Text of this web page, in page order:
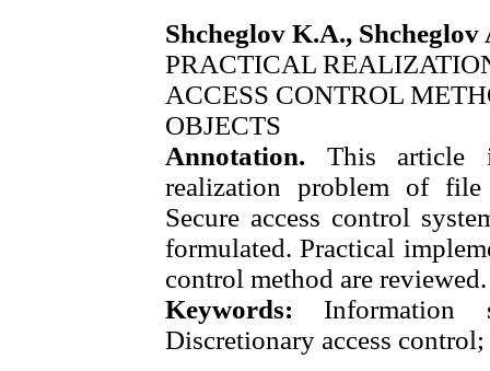
Shcheglov K.A., Shcheglov
PRACTICAL
ACCESS CONTROL
OBJECTS
Annotation. This article
realization problem of file
Secure access control
formulated. Practical
control method are reviewed.
Keywords: Information
Discretionary access